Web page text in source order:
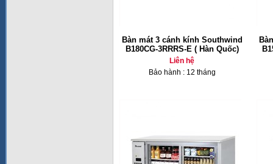
Bàn mát 3 cánh kính Southwind
B180CG-3RRRS-E ( Hàn Quốc)
Liên hệ
Bảo hành : 12 tháng